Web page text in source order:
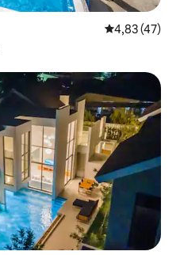
Classificação
4,83 (47)